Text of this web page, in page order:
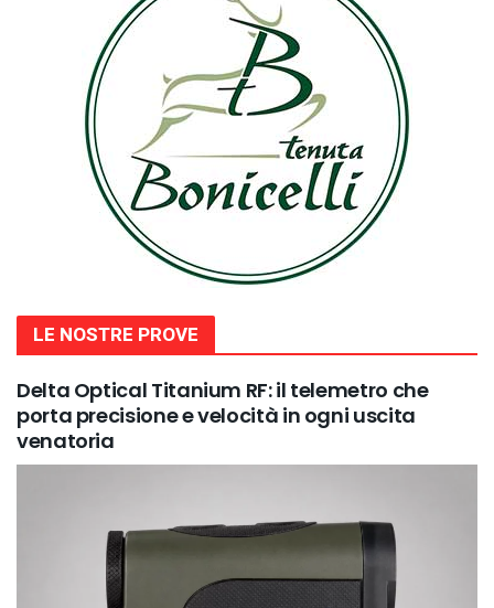
LE NOSTRE PROVE
Delta Optical Titanium RF: il telemetro che
porta precisione e velocità in ogni uscita
venatoria